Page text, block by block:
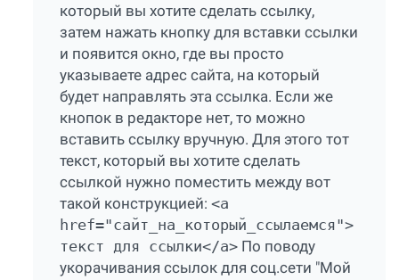
который вы хотите сделать ссылку,
затем нажать кнопку для вставки ссылки
и появится окно, где вы просто
указываете адрес сайта, на который
будет направлять эта ссылка. Если же
кнопок в редакторе нет, то можно
вставить ссылку вручную. Для этого тот
текст, который вы хотите сделать
ссылкой нужно поместить между вот
такой конструкцией:<a
href="сайт_на_который_ссылаемся">
текст для ссылки</a> По поводу
укорачивания ссылок для соц.сети "Мой